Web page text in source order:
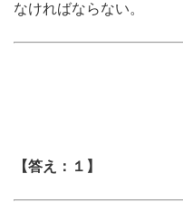
なければならない。
【答え：１】